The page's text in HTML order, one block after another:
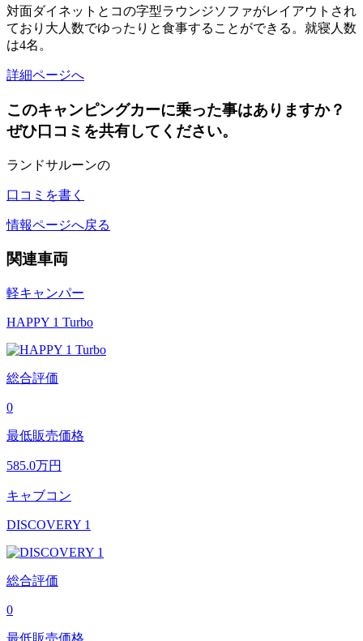
対面ダイネットとコの字型ラウンジソファがレイアウトされ
ており大人数でゆったりと食事することができる。就寝人数
は4名。
詳細ページへ
このキャンピングカーに乗った事はありますか？
ぜひ口コミを共有してください。
ランドサルーンの
口コミを書く
情報ページへ戻る
関連車両
軽キャンパー
HAPPY 1 Turbo
総合評価
0
最低販売価格
585.0万円
キャブコン
DISCOVERY 1
総合評価
0
最低販売価格